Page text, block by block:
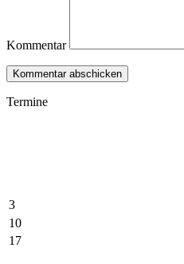
Kommentar
Termine
3
10
17